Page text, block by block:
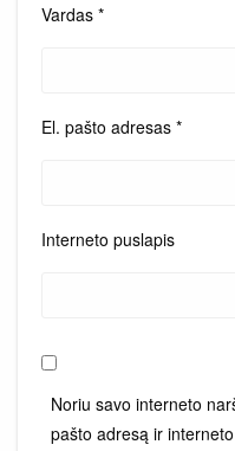
Vardas *
El. pašto adresas *
Interneto puslapis
Noriu savo interneto
pašto adresą ir